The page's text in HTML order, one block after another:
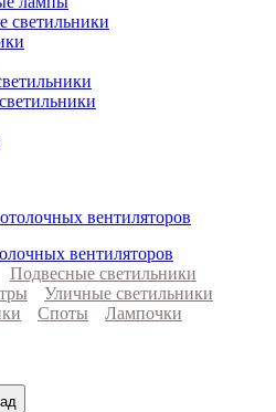
светильники
вентиляторов
Подвесные светильники
Уличные светильники
Споты
Лампочки